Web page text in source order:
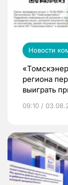
Новости
региона
выиграть
09:10 /